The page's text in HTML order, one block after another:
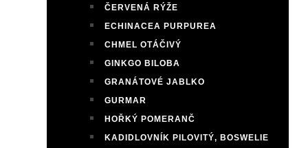
ČERVENÁ RÝŽE
ECHINACEA PURPUREA
CHMEL OTÁČIVÝ
GINKGO BILOBA
GRANÁTOVÉ JABLKO
GURMAR
HOŘKÝ POMERANČ
KADIDLOVNÍK PILOVITÝ, BOSWELIE